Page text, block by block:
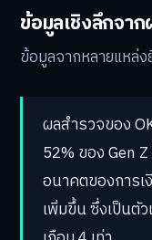
ข้อมูลเชิงลึกจา
ข้อมูลจากหลายแหล่
ผลสำรวจของ
52% ของ Gen
อนาคตของการเ
เพิ่มขึ้น ซึ่งเป็นตั